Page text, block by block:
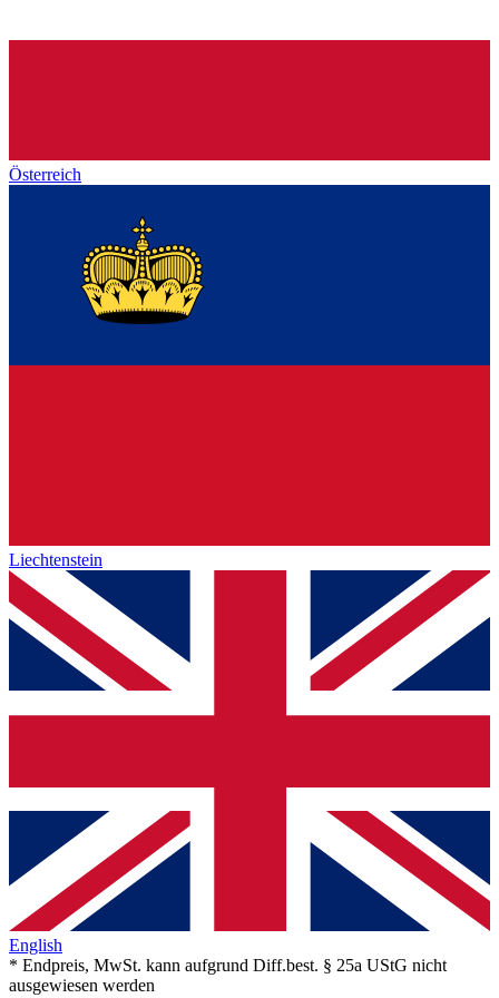
Österreich
Liechtenstein
English
* Endpreis, MwSt. kann aufgrund Diff.best. § 25a UStG nicht
ausgewiesen werden